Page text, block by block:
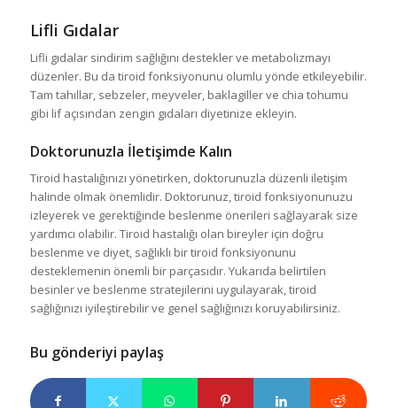
Lifli Gıdalar
Lifli gıdalar sindirim sağlığını destekler ve metabolizmayı
düzenler. Bu da tiroid fonksiyonunu olumlu yönde etkileyebilir.
Tam tahıllar, sebzeler, meyveler, baklagiller ve chia tohumu
gibi lif açısından zengin gıdaları diyetinize ekleyin.
Doktorunuzla İletişimde Kalın
Tiroid hastalığınızı yönetirken, doktorunuzla düzenli iletişim
halinde olmak önemlidir. Doktorunuz, tiroid fonksiyonunuzu
izleyerek ve gerektiğinde beslenme önerileri sağlayarak size
yardımcı olabilir. Tiroid hastalığı olan bireyler için doğru
beslenme ve diyet, sağlıklı bir tiroid fonksiyonunu
desteklemenin önemli bir parçasıdır. Yukarıda belirtilen
besinler ve beslenme stratejilerini uygulayarak, tiroid
sağlığınızı iyileştirebilir ve genel sağlığınızı koruyabilirsiniz.
Bu gönderiyi paylaş